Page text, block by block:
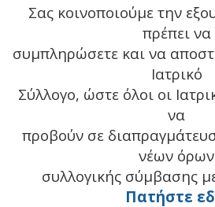
Σας κοινοποιούμε την
πρέπει να
συμπληρώσετε και να
Ιατρικό
Σύλλογο, ώστε όλοι οι
να
προβούν σε
νέων όρων
συλλογικής σύμβασης
Πατήστε